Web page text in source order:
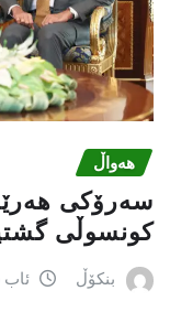
هەواڵ
سەرۆکی
کونسوڵی
بنکۆڵ ئاب 6, 2026